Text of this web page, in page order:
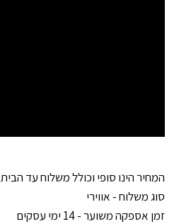
המחיר הינו סופי וכולל משלוח עד הבית
סוג משלוח - אווירי
זמן אספקה משוער - 14 ימי עסקים